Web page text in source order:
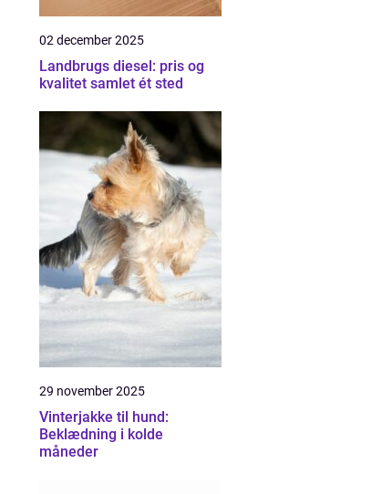
02 december 2025
Landbrugs diesel: pris og
kvalitet samlet ét sted
29 november 2025
Vinterjakke til hund:
Beklædning i kolde
måneder